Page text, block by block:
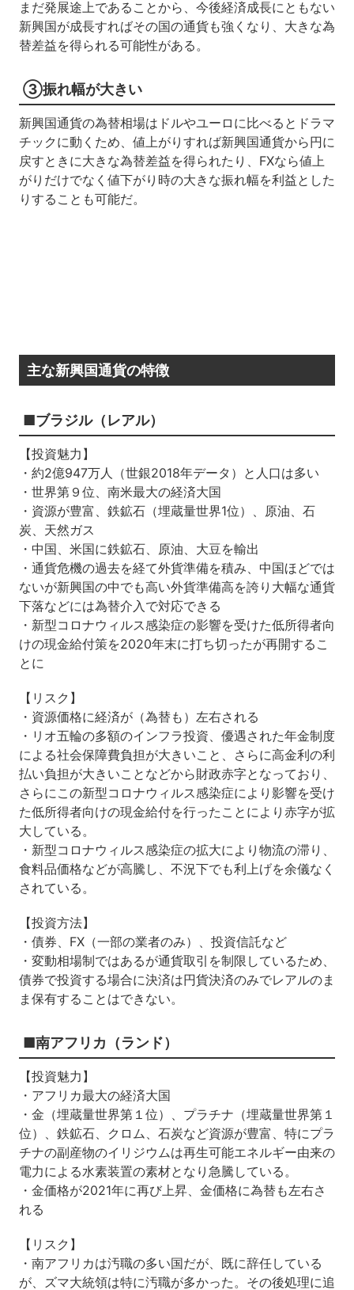
まだ発展途上であることから、今後経済成長にともない
新興国が成長すればその国の通貨も強くなり、大きな為
替差益を得られる可能性がある。
③振れ幅が大きい
新興国通貨の為替相場はドルやユーロに比べるとドラマ
チックに動くため、値上がりすれば新興国通貨から円に
戻すときに大きな為替差益を得られたり、FXなら値上
がりだけでなく値下がり時の大きな振れ幅を利益とした
りすることも可能だ。
主な新興国通貨の特徴
■ブラジル（レアル）
【投資魅力】
・約2億947万人（世銀2018年データ）と人口は多い
・世界第９位、南米最大の経済大国
・資源が豊富、鉄鉱石（埋蔵量世界1位）、原油、石
炭、天然ガス
・中国、米国に鉄鉱石、原油、大豆を輸出
・通貨危機の過去を経て外貨準備を積み、中国ほどでは
ないが新興国の中でも高い外貨準備高を誇り大幅な通貨
下落などには為替介入で対応できる
・新型コロナウィルス感染症の影響を受けた低所得者向
けの現金給付策を2020年末に打ち切ったが再開するこ
とに
【リスク】
・資源価格に経済が（為替も）左右される
・リオ五輪の多額のインフラ投資、優遇された年金制度
による社会保障費負担が大きいこと、さらに高金利の利
払い負担が大きいことなどから財政赤字となっており、
さらにこの新型コロナウィルス感染症により影響を受け
た低所得者向けの現金給付を行ったことにより赤字が拡
大している。
・新型コロナウィルス感染症の拡大により物流の滞り、
食料品価格などが高騰し、不況下でも利上げを余儀なく
されている。
【投資方法】
・債券、FX（一部の業者のみ）、投資信託など
・変動相場制ではあるが通貨取引を制限しているため、
債券で投資する場合に決済は円貨決済のみでレアルのま
ま保有することはできない。
■南アフリカ（ランド）
【投資魅力】
・アフリカ最大の経済大国
・金（埋蔵量世界第１位）、プラチナ（埋蔵量世界第１
位）、鉄鉱石、クロム、石炭など資源が豊富、特にプラ
チナの副産物のイリジウムは再生可能エネルギー由来の
電力による水素装置の素材となり急騰している。
・金価格が2021年に再び上昇、金価格に為替も左右さ
れる
【リスク】
・南アフリカは汚職の多い国だが、既に辞任している
が、ズマ大統領は特に汚職が多かった。その後処理に追